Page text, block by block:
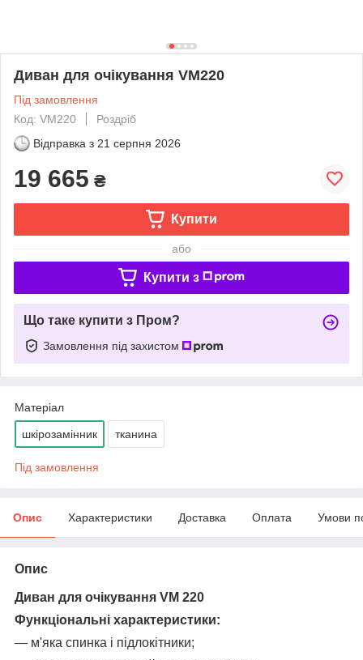
Диван для очікування VM220
Під замовлення
Код: VM220
Роздріб
Відправка з 21 серпня 2026
19 665 ₴
Купити
або
Купити з
Що таке купити з Пром?
Замовлення під захистом
Матеріал
шкірозамінник тканина
Під замовлення
Опис Характеристики Доставка Оплата Умови
Опис
Диван для очікування VM 220
Функціональні характеристики:
― м'яка спинка і підлокітники;